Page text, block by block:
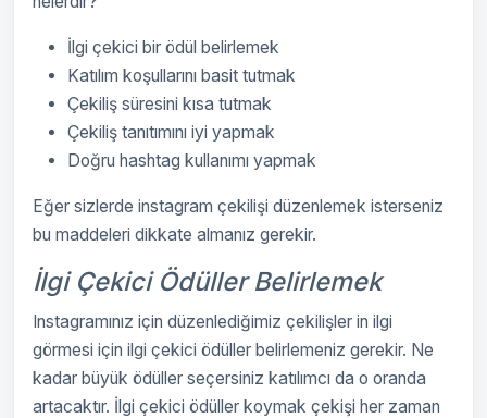
İlgi çekici bir ödül belirlemek
Katılım koşullarını basit tutmak
Çekiliş süresini kısa tutmak
Çekiliş tanıtımını iyi yapmak
Doğru hashtag kullanımı yapmak
Eğer sizlerde instagram çekilişi düzenlemek isterseniz
bu maddeleri dikkate almanız gerekir.
İlgi Çekici Ödüller Belirlemek
Instagramınız için düzenlediğimiz çekilişler in ilgi
görmesi için ilgi çekici ödüller belirlemeniz gerekir. Ne
kadar büyük ödüller seçersiniz katılımcı da o oranda
artacaktır. İlgi çekici ödüller koymak çekişi her zaman